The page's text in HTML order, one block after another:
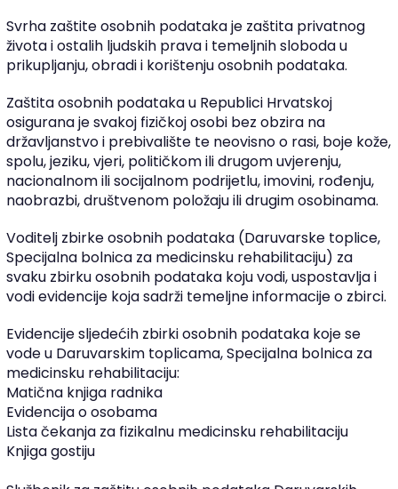
Svrha zaštite osobnih podataka je zaštita privatnog
života i ostalih ljudskih prava i temeljnih sloboda u
prikupljanju, obradi i korištenju osobnih podataka.
Zaštita osobnih podataka u Republici Hrvatskoj
osigurana je svakoj fizičkoj osobi bez obzira na
državljanstvo i prebivalište te neovisno o rasi, boje kože,
spolu, jeziku, vjeri, političkom ili drugom uvjerenju,
nacionalnom ili socijalnom podrijetlu, imovini, rođenju,
naobrazbi, društvenom položaju ili drugim osobinama.
Voditelj zbirke osobnih podataka (Daruvarske toplice,
Specijalna bolnica za medicinsku rehabilitaciju) za
svaku zbirku osobnih podataka koju vodi, uspostavlja i
vodi evidencije koja sadrži temeljne informacije o zbirci.
Evidencije sljedećih zbirki osobnih podataka koje se
vode u Daruvarskim toplicama, Specijalna bolnica za
medicinsku rehabilitaciju:
Matična knjiga radnika
Evidencija o osobama
Lista čekanja za fizikalnu medicinsku rehabilitaciju
Knjiga gostiju